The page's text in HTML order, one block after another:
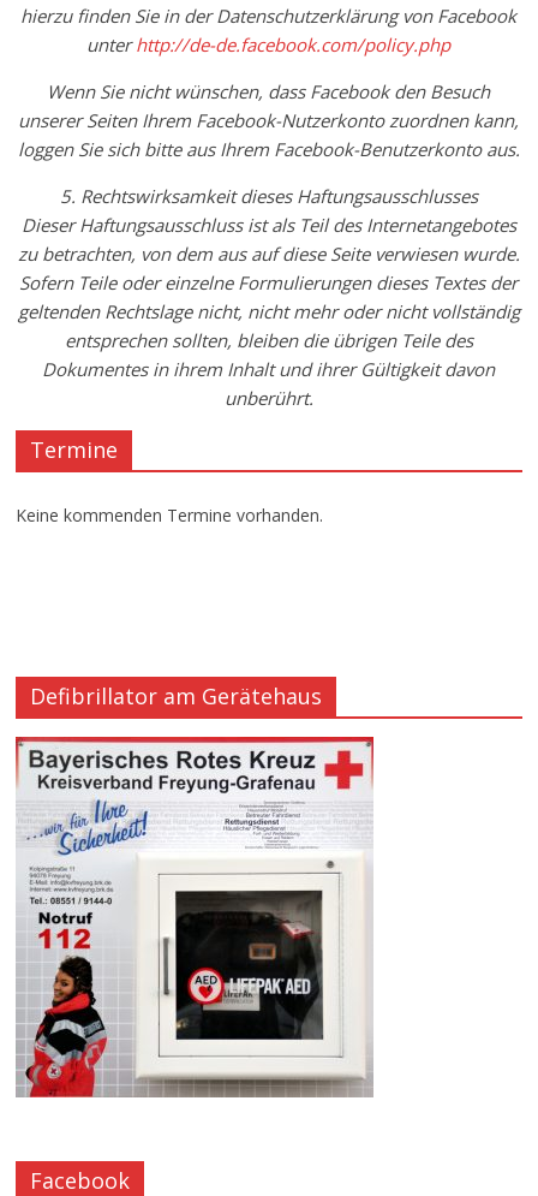
hierzu finden Sie in der Datenschutzerklärung von Facebook
unterhttp://de-de.facebook.com/policy.php
Wenn Sie nicht wünschen, dass Facebook den Besuch
unserer Seiten Ihrem Facebook-Nutzerkonto zuordnen kann,
loggen Sie sich bitte aus Ihrem Facebook-Benutzerkonto aus.
5. Rechtswirksamkeit dieses Haftungsausschlusses
Dieser Haftungsausschluss ist als Teil des Internetangebotes
zu betrachten, von dem aus auf diese Seite verwiesen wurde.
Sofern Teile oder einzelne Formulierungen dieses Textes der
geltenden Rechtslage nicht, nicht mehr oder nicht vollständig
entsprechen sollten, bleiben die übrigen Teile des
Dokumentes in ihrem Inhalt und ihrer Gültigkeit davon
unberührt.
Termine
Keine kommenden Termine vorhanden.
Defibrillator am Gerätehaus
Facebook